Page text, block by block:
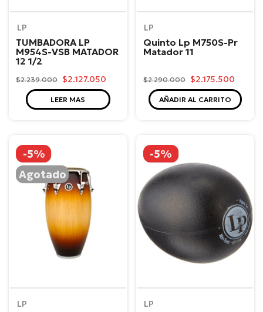
LP
TUMBADORA LP
M954S-VSB MATADOR
12 1/2
$2.239.000 $2.127.050
LEER MAS
LP
Quinto Lp M750S-Pr
Matador 11
$2.290.000 $2.175.500
AÑADIR AL CARRITO
-5%
Agotado
LP
-5%
LP